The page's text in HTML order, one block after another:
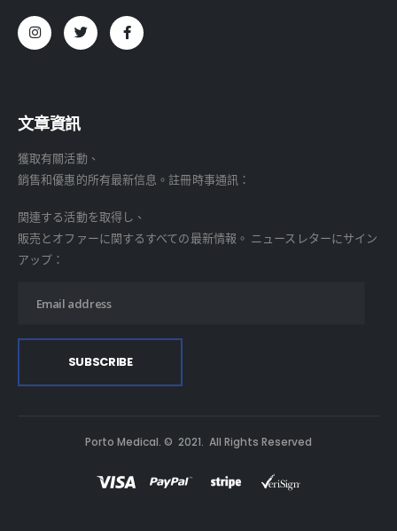
文章資訊
獲取有關活動、
銷售和優惠的所有最新信息。註冊時事通訊：
関連する活動を取得し、
販売とオファーに関するすべての最新情報。 ニュースレターにサイン
アップ：
Porto Medical. © 2021. All Rights Reserved